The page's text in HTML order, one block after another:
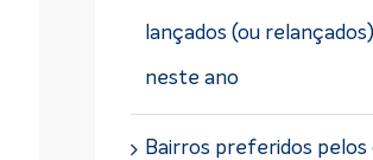
lançados (ou
neste ano
Bairros preferidos pelos